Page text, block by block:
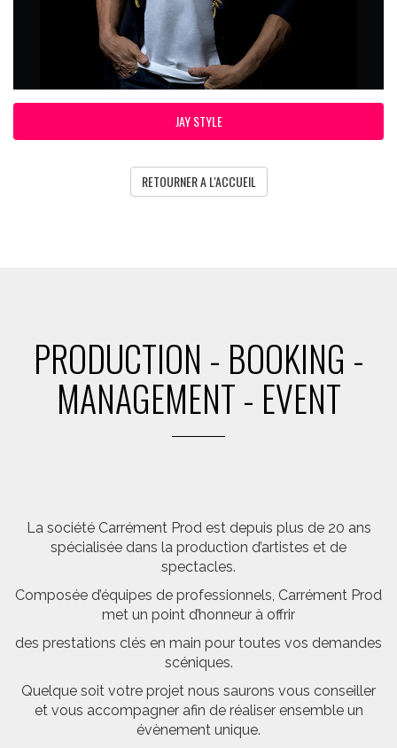
JAY STYLE
RETOURNER A L'ACCUEIL
PRODUCTION - BOOKING -
MANAGEMENT - EVENT
La société Carrément Prod est depuis plus de 20 ans
spécialisée dans la production d’artistes et de
spectacles.
Composée d’équipes de professionnels, Carrément Prod
met un point d’honneur à offrir
des prestations clés en main pour toutes vos demandes
scéniques.
Quelque soit votre projet nous saurons vous conseiller
et vous accompagner afin de réaliser ensemble un
évènement unique.